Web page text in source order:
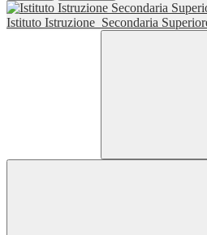
Istituto Istruzione Secondaria